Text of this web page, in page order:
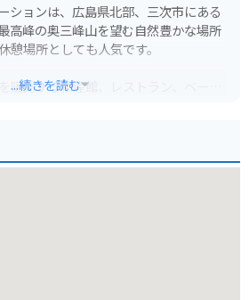
ションは、広島県北部、三次市にある
高峰の奥三峰山を望む自然豊かな場所
憩場所としても人気です。
販売する物産館、レストラン、ベーカ
「三次唐麺焼」を使ったメニューで
...続きを読む